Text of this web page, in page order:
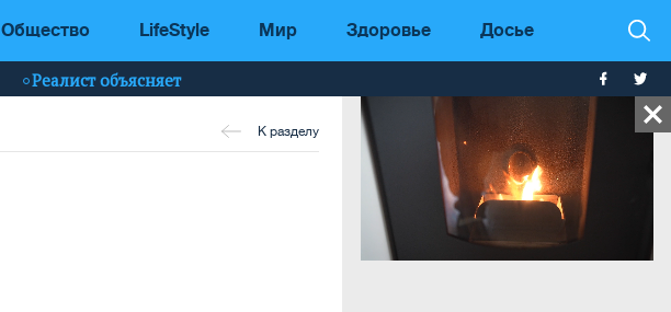
Общество LifeStyle Мир Здоровье Досье
Реалист объясняет
К разделу